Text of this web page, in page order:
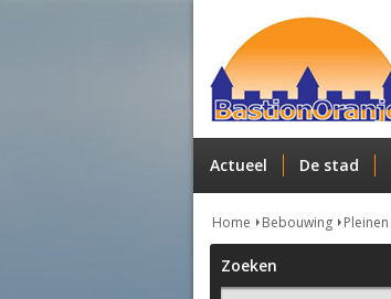
Actueel De stad
Home Bebouwing Pleinen
Zoeken